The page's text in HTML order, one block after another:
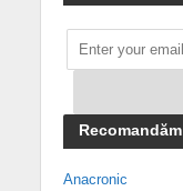
Recomandăm
Anacronic